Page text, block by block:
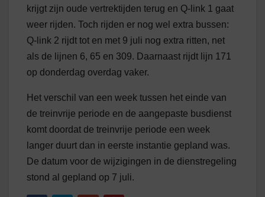
krijgt zijn oude vertrektijden terug en Q-link 1 gaat
weer rijden. Toch rijden er nog wel extra bussen:
Q-link 2 rijdt tot en met 9 juli nog extra ritten, net
als de lijnen 6, 65 en 309. Daarnaast rijdt lijn 171
op donderdag overdag vaker.
Het verschil van een week tussen het einde van
de treinvrije periode en de aangepaste busdienst
komt doordat de treinvrije periode een week
langer duurt dan in eerste instantie gepland was.
De datum voor de wijzigingen in de dienstregeling
stond al gepland op 7 juli.